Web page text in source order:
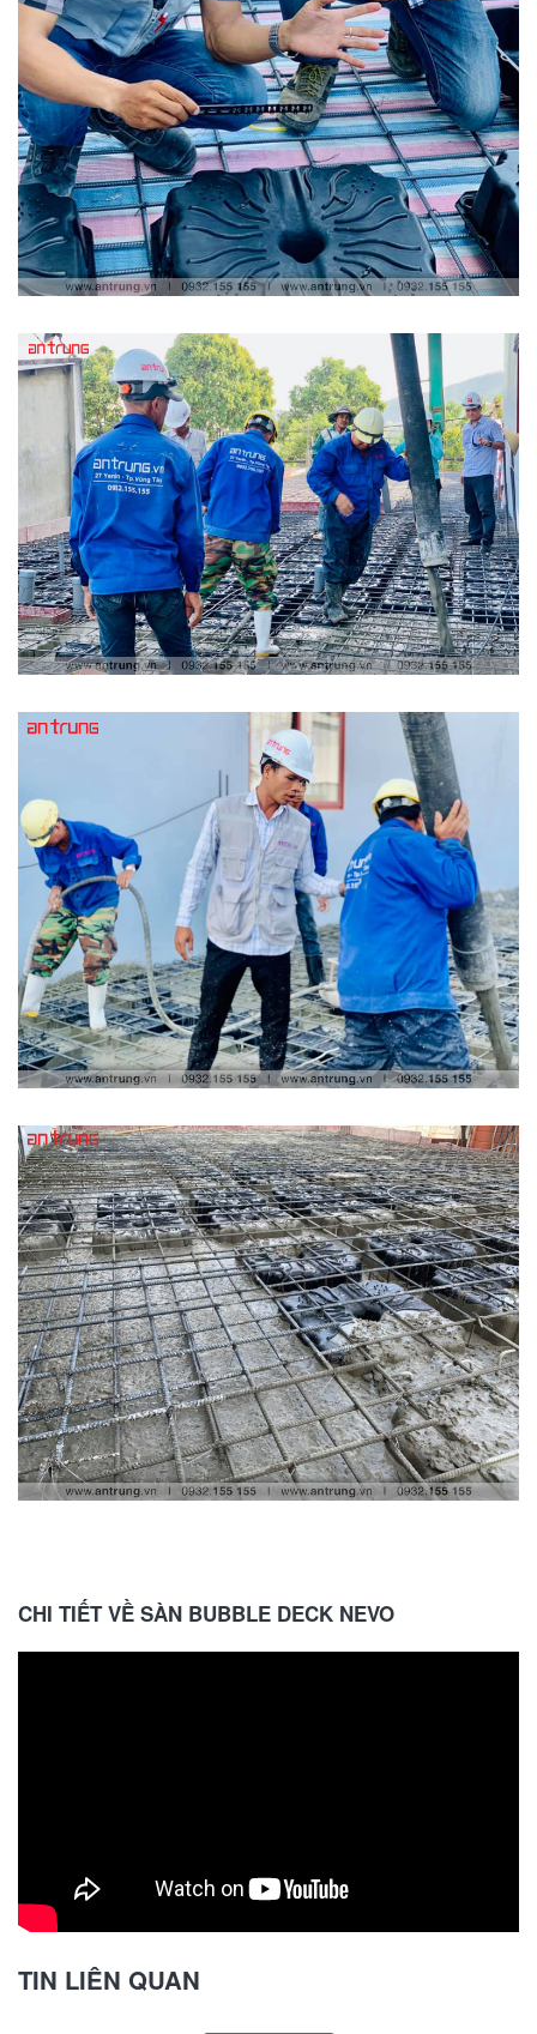
CHI TIẾT VỀ SÀN BUBBLE DECK NEVO
TIN LIÊN QUAN